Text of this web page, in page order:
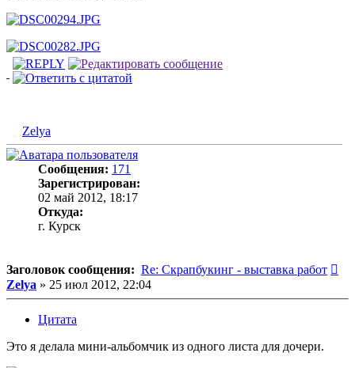
Zelya
Сообщения: 171
Зарегистрирован:
02 май 2012, 18:17
Откуда:
г. Курск
Заголовок сообщения: Re: Скрапбукинг - выставка работ
Zelya » 25 июл 2012, 22:04
Цитата
Это я делала мини-альбомчик из одного листа для дочери.